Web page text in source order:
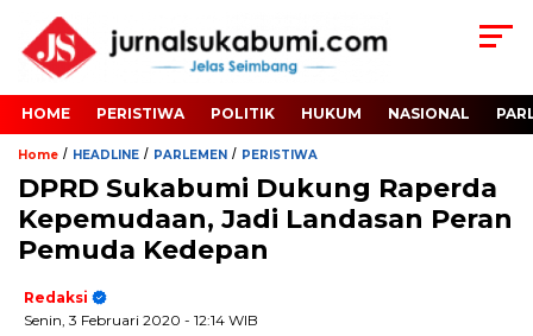
HOME PERISTIWA POLITIK HUKUM NASIONAL
Home / HEADLINE / PARLEMEN / PERISTIWA
DPRD Sukabumi Dukung Raperda
Kepemudaan, Jadi Landasan Peran
Pemuda Kedepan
Redaksi
Senin, 3 Februari 2020 - 12:14 WIB